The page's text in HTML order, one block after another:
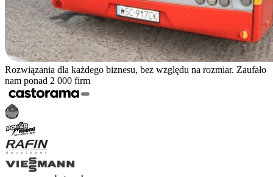
Rozwiązania dla każdego biznesu, bez względu na rozmiar. Zaufało
nam ponad 2 000 firm